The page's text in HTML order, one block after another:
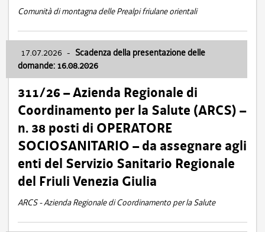
Comunità di montagna delle Prealpi friulane orientali
17.07.2026 - Scadenza della presentazione delle
domande: 16.08.2026
311/26 – Azienda Regionale di
Coordinamento per la Salute (ARCS) –
n. 38 posti di OPERATORE
SOCIOSANITARIO – da assegnare agli
enti del Servizio Sanitario Regionale
del Friuli Venezia Giulia
ARCS - Azienda Regionale di Coordinamento per la Salute